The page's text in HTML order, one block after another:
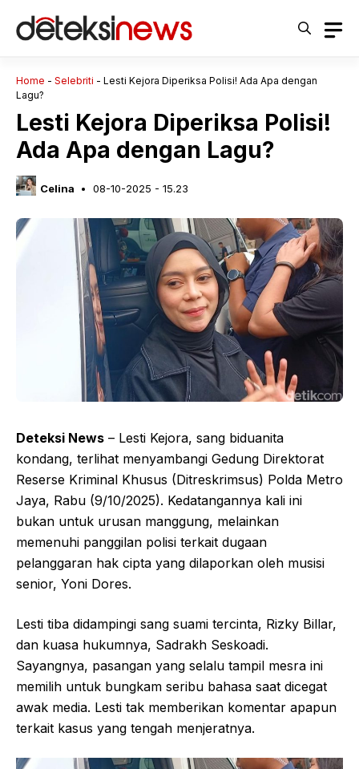
Home - Selebriti - Lesti Kejora Diperiksa Polisi! Ada Apa dengan
Lagu?
Lesti Kejora Diperiksa Polisi!
Ada Apa dengan Lagu?
Celina 08-10-2025 - 15.23
Deteksi News – Lesti Kejora, sang biduanita
kondang, terlihat menyambangi Gedung Direktorat
Reserse Kriminal Khusus (Ditreskrimsus) Polda Metro
Jaya, Rabu (9/10/2025). Kedatangannya kali ini
bukan untuk urusan manggung, melainkan
memenuhi panggilan polisi terkait dugaan
pelanggaran hak cipta yang dilaporkan oleh musisi
senior, Yoni Dores.
Lesti tiba didampingi sang suami tercinta, Rizky Billar,
dan kuasa hukumnya, Sadrakh Seskoadi.
Sayangnya, pasangan yang selalu tampil mesra ini
memilih untuk bungkam seribu bahasa saat dicegat
awak media. Lesti tak memberikan komentar apapun
terkait kasus yang tengah menjeratnya.